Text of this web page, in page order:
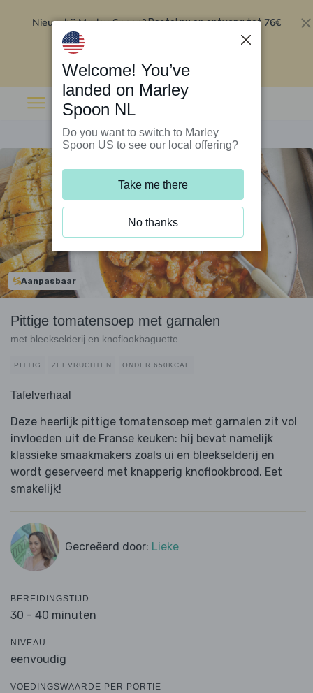
Nieuw bij Marley Spoon?Bestel nu en ontvang tot 76€
Aanpasbaar
Pittige tomatensoep met garnalen
met bleekselderij en knoflookbaguette
PITTIG ZEEVRUCHTEN ONDER 650KCAL
Tafelverhaal
Deze heerlijk pittige tomatensoep met garnalen zit vol
invloeden uit de Franse keuken: hij bevat namelijk
klassieke smaakmakers zoals ui en bleekselderij en
wordt geserveerd met knapperig knoflookbrood. Eet
smakelijk!
Gecreëerd door: Lieke
BEREIDINGSTIJD
30 - 40 minuten
NIVEAU
eenvoudig
VOEDINGSWAARDE PER PORTIE
Welcome! You’ve
landed on Marley
Spoon NL
Do you want to switch to Marley
Spoon US to see our local offering?
Take me there
No thanks